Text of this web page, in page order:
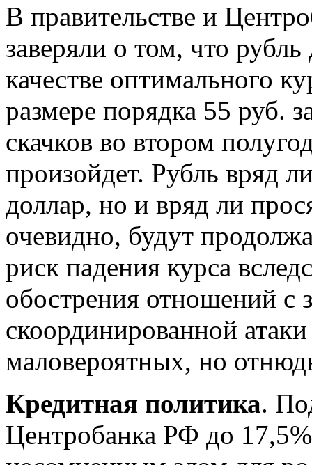
В правительстве и
заверяли о том, что
качестве оптимального
размере порядка 55 руб.
скачков во втором
произойдет. Рубль вряд
доллар, но и вряд ли
очевидно, будут
риск падения курса
обострения отношений с
скоординированной
маловероятных, но
Кредитная политика.
Центробанка РФ до 17,5%